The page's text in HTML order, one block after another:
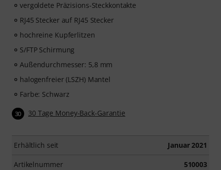
vergoldete Präzisions-Steckkontakte
RJ45 Stecker auf RJ45 Stecker
hochreine Kupferlitzen
S/FTP Schirmung
Außendurchmesser: 5,8 mm
halogenfreier (LSZH) Mantel
Farbe: Schwarz
30 30 Tage Money-Back-Garantie
Erhältlich seit Januar 2021
Artikelnummer 510003